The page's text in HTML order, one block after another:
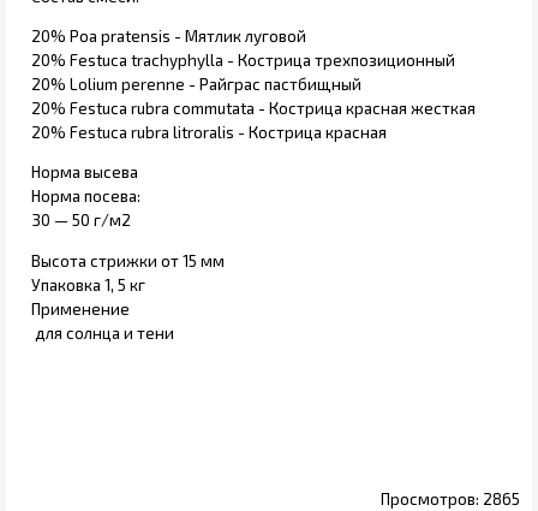
20% Poa pratensis - Мятлик луговой
20% Festuca trachyphylla - Кострица трехпозиционный
20% Lolium perenne - Райграс пастбищный
20% Festuca rubra commutata - Кострица красная жесткая
20% Festuca rubra litroralis - Кострица красная
Норма высева
Норма посева:
30 — 50 г/м2
Высота стрижки от 15 мм
Упаковка 1, 5 кг
Применение
для солнца и тени
2865